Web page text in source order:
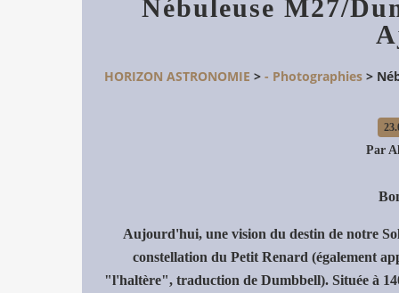
Nébuleuse M27/
HORIZON ASTRONOMIE > - Photographies >
Par
Aujourd'hui, une vision du destin de notre
constellation du Petit Renard (également
"l'haltère", traduction de Dumbbell). Située à